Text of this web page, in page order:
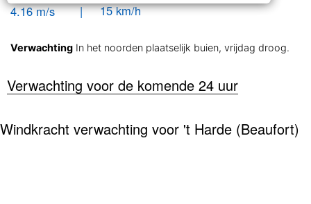
4.16 m/s
| 15 km/h
Verwachting In het noorden plaatselijk buien, vrijdag droog.
Verwachting voor de komende 24 uur
Windkracht verwachting voor 't Harde (Beaufort)